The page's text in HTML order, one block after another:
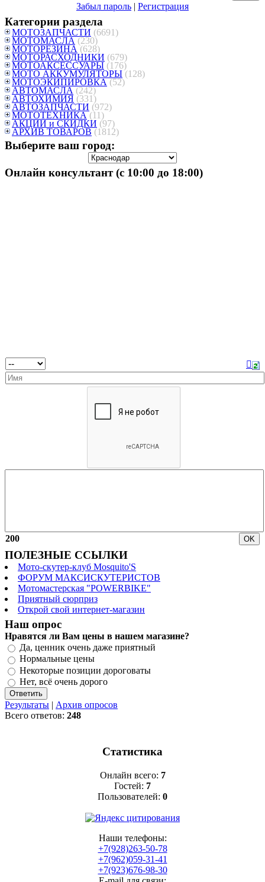
Забыл пароль | Регистрация
Категории раздела
МОТОЗАПЧАСТИ (6691)
МОТОМАСЛА (230)
МОТОРЕЗИНА (628)
МОТОРАСХОДНИКИ (679)
МОТОАКСЕССУАРЫ (176)
МОТО АККУМУЛЯТОРЫ (128)
МОТОЭКИПИРОВКА (52)
АВТОМАСЛА (242)
АВТОХИМИЯ (331)
АВТОЗАПЧАСТИ (972)
МОТОТЕХНИКА (11)
АКЦИИ и СКИДКИ (97)
АРХИВ ТОВАРОВ (1812)
Выберите ваш город:
Онлайн консультант (с 10:00 до 18:00)
200
ПОЛЕЗНЫЕ ССЫЛКИ
Мото-скутер-клуб Mosquito'S
ФОРУМ МАКСИСКУТЕРИСТОВ
Мотомастерская "POWERBIKE"
Приятный сюрприз
Открой свой интернет-магазин
Наш опрос
Нравятся ли Вам цены в нашем магазине?
Да, ценник очень даже приятный
Нормальные цены
Некоторые позиции дороговаты
Нет, всё очень дорого
Результаты | Архив опросов
Всего ответов: 248
Статистика
Онлайн всего: 7
Гостей: 7
Пользователей: 0
Наши телефоны:
+7(928)263-50-78
+7(962)059-31-41
+7(923)676-98-30